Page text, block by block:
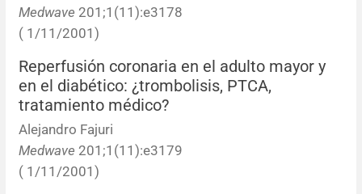
Medwave 201;1(11):e3178
( 1/11/2001)
Reperfusión coronaria en el adulto mayor y
en el diabético: ¿trombolisis, PTCA,
tratamiento médico?
Alejandro Fajuri
Medwave 201;1(11):e3179
( 1/11/2001)